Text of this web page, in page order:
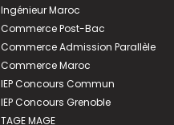
Ingénieur Maroc
Commerce Post-Bac
Commerce Admission Parallèle
Commerce Maroc
IEP Concours Commun
IEP Concours Grenoble
TAGE MAGE